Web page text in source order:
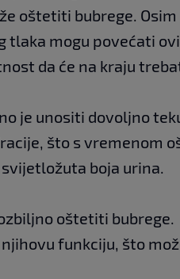
oštetiti bubrege. Osim
tlaka mogu povećati
da će na kraju
je unositi dovoljno
što s vremenom
boja urina.
oštetiti bubrege.
funkciju, što